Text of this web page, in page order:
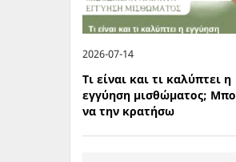
2026-07-14
Τι είναι και τι καλύπτει η
εγγύηση μισθώματος;
να την κρατήσω